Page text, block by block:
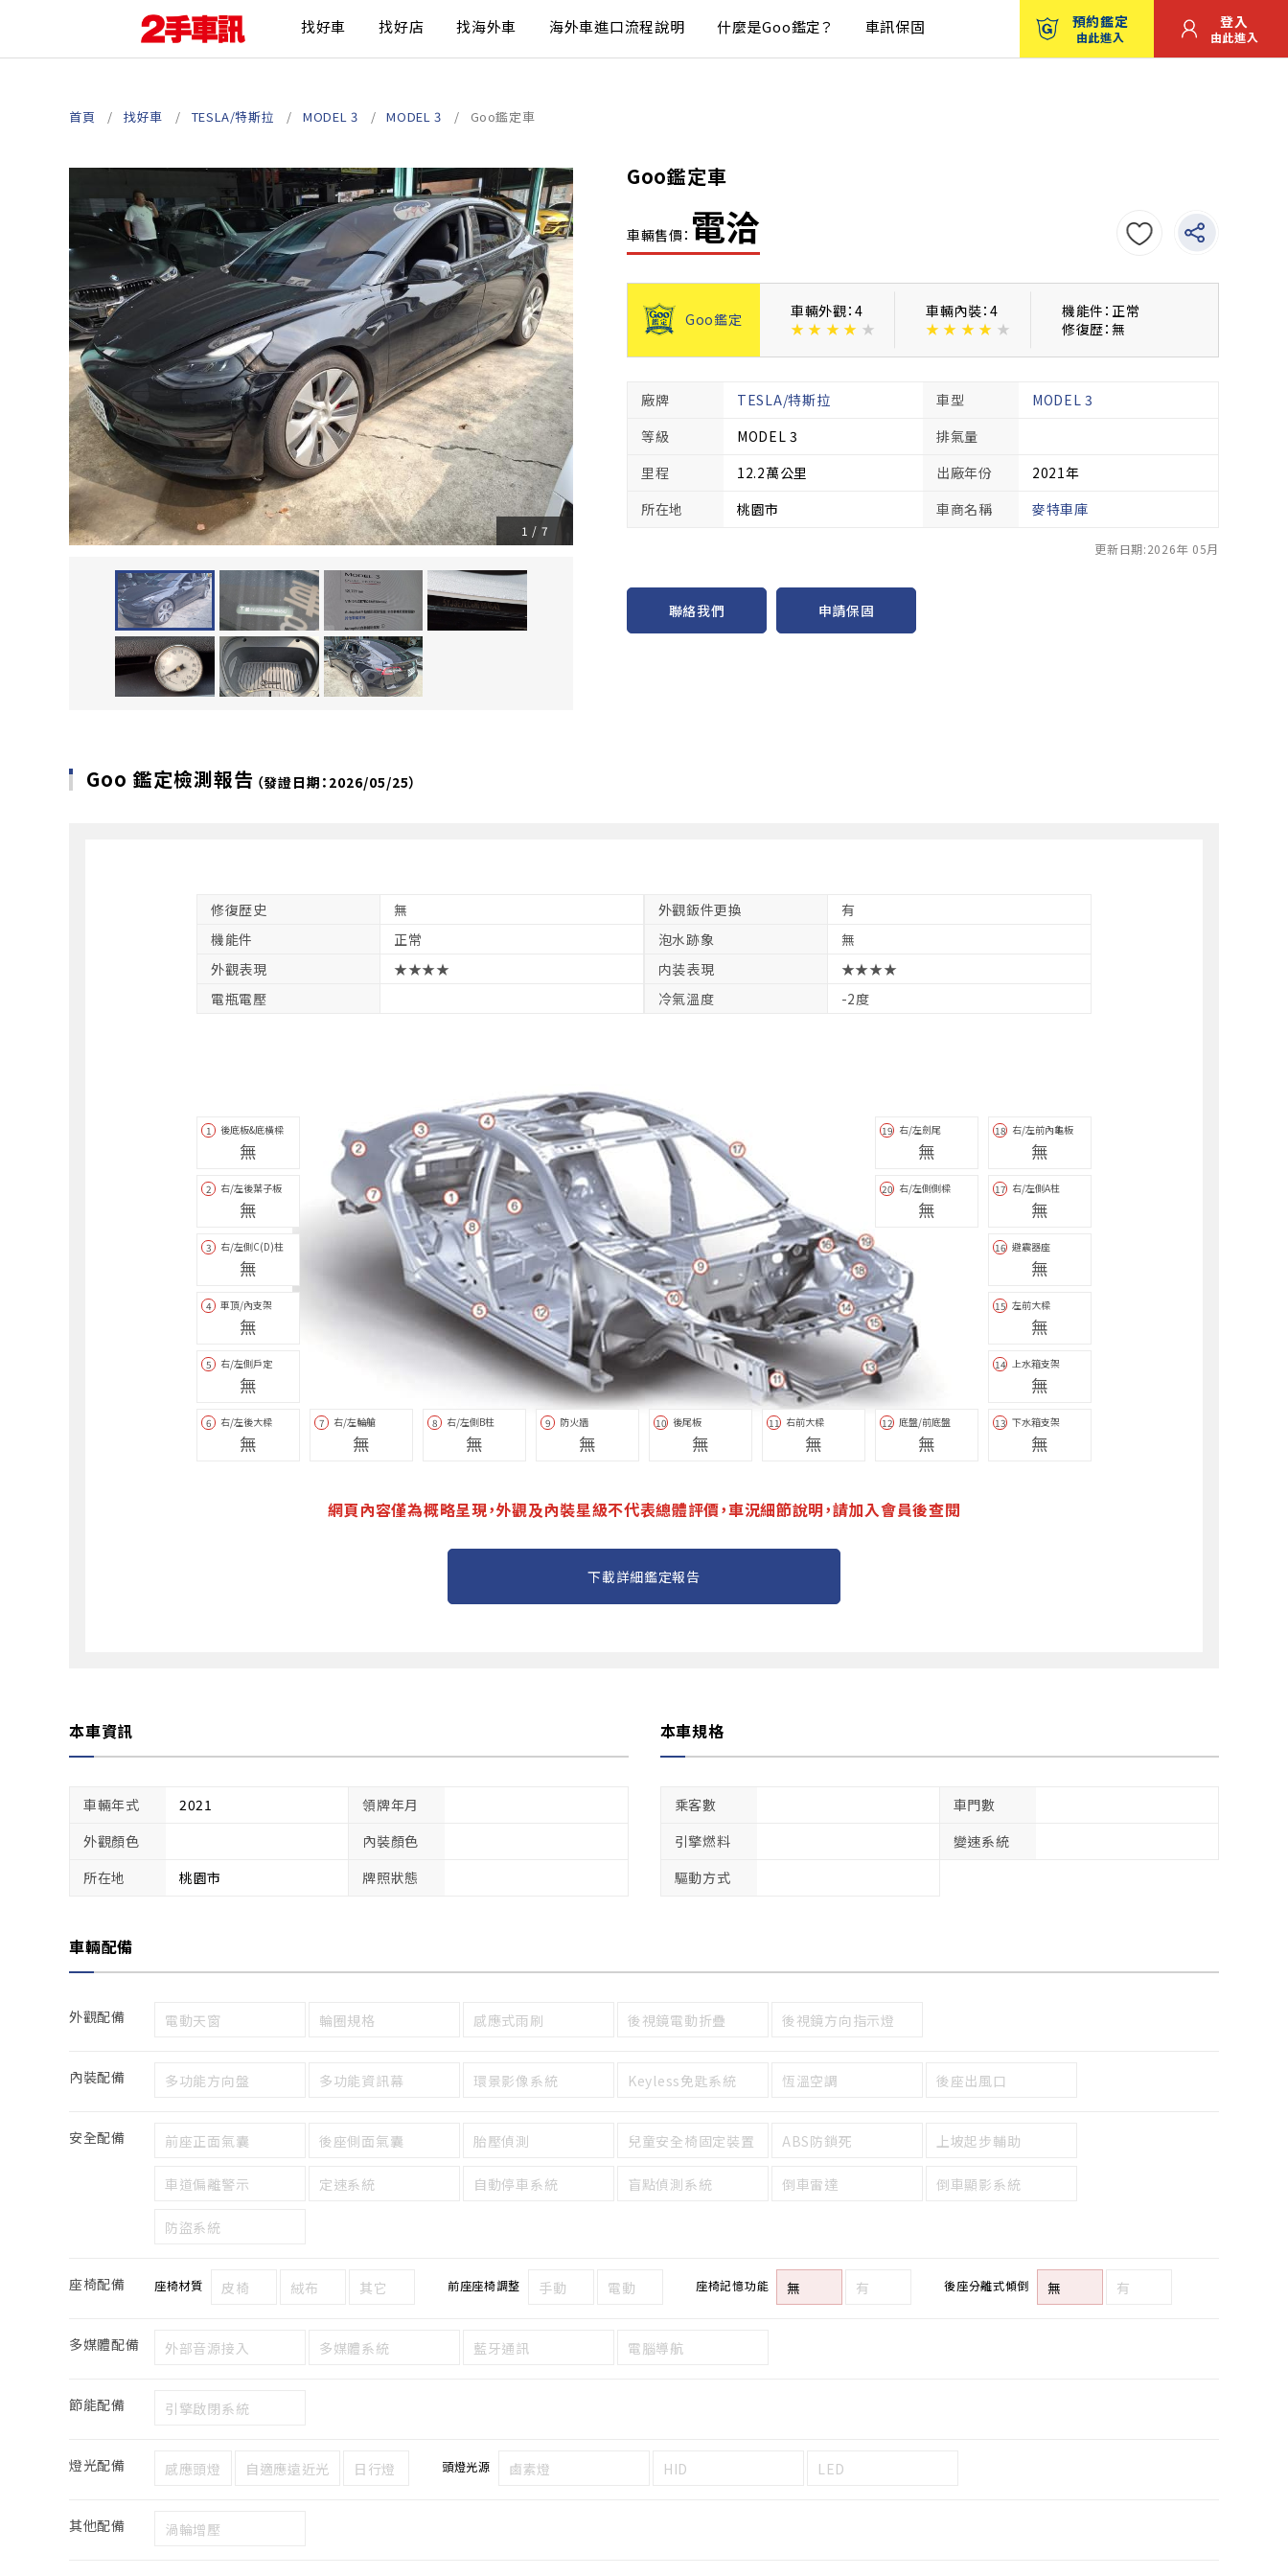
找好車 找好店 找海外車 海外車進口流程說明 什麼是Goo鑑定？ 車訊保固 預約鑑定
由此進入
登入
由此進入
首頁 找好車 TESLA/特斯拉 MODEL 3 MODEL 3 Goo鑑定車
Goo鑑定車
車輛售價： 電洽
1 / 7
Goo鑑定
車輛外觀：4
★ ★ ★ ★ ★
車輛內裝：4
★ ★ ★ ★ ★
機能件：正常
修復歴：無
廠牌 TESLA/特斯拉 車型
MODEL 3
等級
MODEL 3
排氣量
里程
12.2萬公里 出廠年份
2021年
所在地
桃園市 車商名稱 麥特車庫
更新日期:2026年 05月
聯絡我們 申請保固
Goo 鑑定檢測報告 （發證日期：2026/05/25）
修復歴史 無 外觀鈑件更換
有
機能件
正常 泡水跡象
無
外觀表現
★★★★ 内装表現
★★★★
電瓶電壓
冷氣溫度 -2度
1 後底板&底橫樑
無
2 右/左後葉子板
無
3 右/左側C(D)柱
無
4 車頂/內支架
無
5 右/左側戶定
無
6 右/左後大樑
無
7 右/左輪艙
無
8 右/左側B柱
無
9 防火牆
無
10 後尾板
無
11 右前大樑
無
12 底盤/前底盤
無
13 下水箱支架
無
14 上水箱支架
無
15 左前大樑
無
16 避震器座
無
17 右/左側A柱
無
18 右/左前內龜板
無
19 右/左劍尾
無
20 右/左側側樑
無
網頁內容僅為概略呈現，外觀及內裝星級不代表總體評價，車況細節說明，請加入會員後查閱
下載詳細鑑定報告
本車資訊
車輛年式 2021
領牌年月
外觀顏色
內裝顏色
所在地
桃園市 牌照狀態
本車規格
乘客數
車門數
引擎燃料
變速系統
驅動方式
車輛配備
外觀配備 電動天窗 輪圈規格 感應式雨刷 後視鏡電動折疊 後視鏡方向指示燈
內裝配備 多功能方向盤 多功能資訊幕 環景影像系統 Keyless免匙系統 恆溫空調 後座出風口
安全配備 前座正面氣囊 後座側面氣囊 胎壓偵測 兒童安全椅固定裝置 ABS防鎖死 上坡起步輔助
車道偏離警示 定速系統 自動停車系統 盲點偵測系統 倒車雷達 倒車顯影系統
防盜系統
座椅配備 座椅材質 皮椅 絨布 其它 前座座椅調整 手動 電動 座椅記憶功能 無 有 後座分離式傾倒 無 有
多媒體配備 外部音源接入 多媒體系統 藍牙通訊 電腦導航
節能配備 引擎啟閉系統
燈光配備 感應頭燈 自適應遠近光 日行燈 頭燈光源 鹵素燈 HID LED
其他配備 渦輪增壓